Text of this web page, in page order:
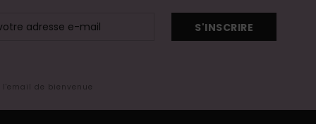
S'INSCRIRE
de bienvenue